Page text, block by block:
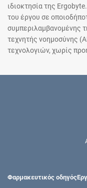
ιδιοκτησία της
του έργου σε
συμπεριλαμβανομένης
τεχνητής νοημοσύνης
τεχνολογιών, χωρίς
Φαρμακευτικός οδηγός